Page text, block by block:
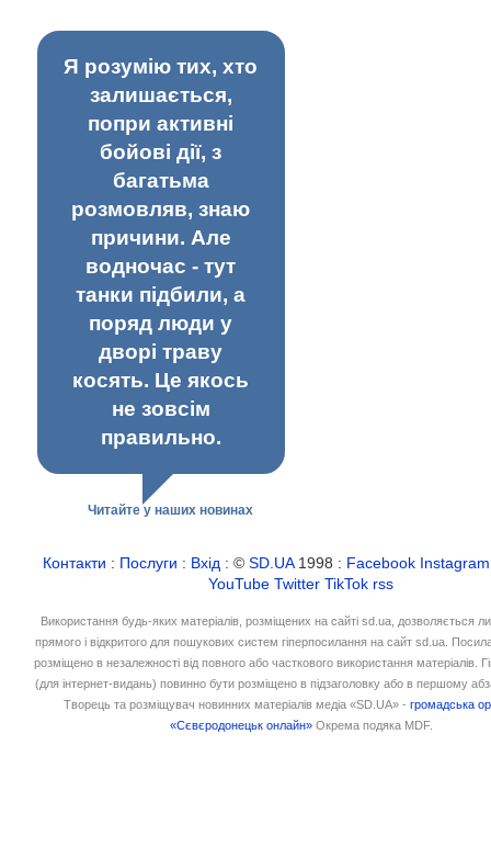
Я розумію тих, хто
залишається,
попри активні
бойові дії, з
багатьма
розмовляв, знаю
причини. Але
водночас - тут
танки підбили, а
поряд люди у
дворі траву
косять. Це якось
не зовсім
правильно.
Читайте у наших новинах
Контакти : Послуги : Вхід : ©SD.UA1998 : Facebook Instagram
YouTube Twitter TikTok rss
Використання будь-яких матеріалів, розміщених на сайті sd.ua, дозволяється
прямого і відкритого для пошукових систем гіперпосилання на сайт sd.ua.
розміщено в незалежності від повного або часткового використання матеріалів.
(для інтернет-видань) повинно бути розміщено в підзаголовку або в першому
Творець та розміщувач новинних матеріалів медіа «SD.UA» -громадська
«Сєвєродонецьк онлайн» Окрема подяка MDF.